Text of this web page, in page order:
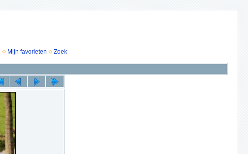
Mijn favorieten Zoek